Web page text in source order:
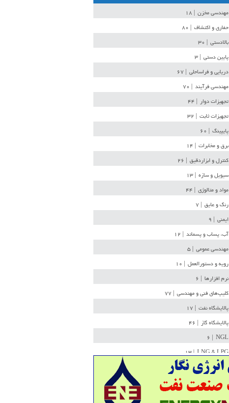
مهندسی مخزن
حفاری و اکتشاف
بالادستی
پایین دستی
دریایی و فراساحلی
مهندسی فرآیند
تجهیزات دوار
تجهیزات ثابت
پایپینگ
برق و مخابرات
کنترل و ابزاردقیق
سیویل و سازه
مواد و متالوژی
رنگ و عایق
ایمنی
آب، پساب و پسماند
مهندسی عمومی
رویه و دستورالعمل
نرم افزارها
کلیپ‌های فنی و مهندسی
پالایشگاه نفت
پالایشگاه گاز
NGL
LNG & LPG | ۱۳
خط لوله | ۳۶
مخازن ذخیره